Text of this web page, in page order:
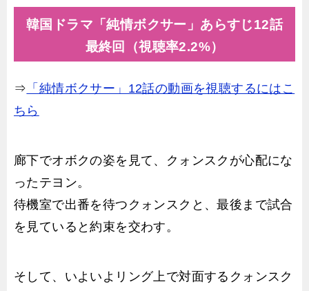
韓国ドラマ「純情ボクサー」あらすじ12話
最終回（視聴率2.2%）
⇒ 「純情ボクサー」12話の動画を視聴するにはこ
ちら
廊下でオボクの姿を見て、クォンスクが心配にな
ったテヨン。
待機室で出番を待つクォンスクと、最後まで試合
を見ていると約束を交わす。
そして、いよいよリング上で対面するクォンスク